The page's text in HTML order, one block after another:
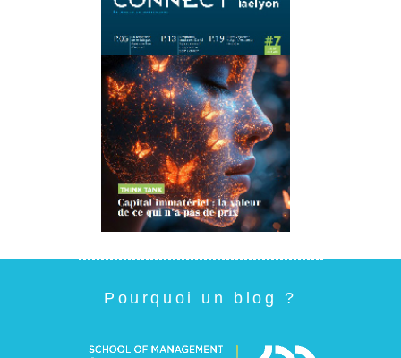
Pourquoi un blog ?